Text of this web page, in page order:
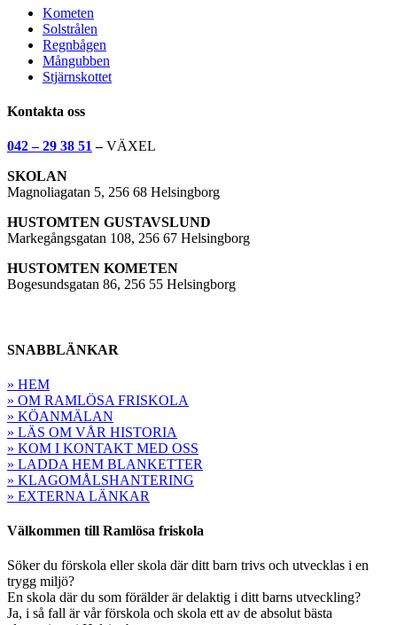
Kometen
Solstrålen
Regnbågen
Mångubben
Stjärnskottet
Kontakta oss
042 – 29 38 51–VÄXEL
SKOLAN
Magnoliagatan 5, 256 68 Helsingborg
HUSTOMTEN GUSTAVSLUND
Markegångsgatan 108, 256 67 Helsingborg
HUSTOMTEN KOMETEN
Bogesundsgatan 86, 256 55 Helsingborg
SNABBLÄNKAR
» HEM
» OM RAMLÖSA FRISKOLA
» KÖANMÄLAN
» LÄS OM VÅR HISTORIA
» KOM I KONTAKT MED OSS
» LADDA HEM BLANKETTER
» KLAGOMÅLSHANTERING
» EXTERNA LÄNKAR
Välkommen till Ramlösa friskola
Söker du förskola eller skola där ditt barn trivs och utvecklas i en
trygg miljö?
En skola där du som förälder är delaktig i ditt barns utveckling?
Ja, i så fall är vår förskola och skola ett av de absolut bästa